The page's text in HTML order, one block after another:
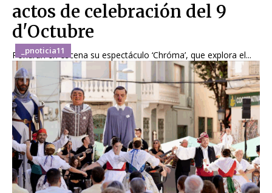
_pnoticia11
actos de celebración del 9
d'Octubre
Pondrán en escena su espectáculo ‘Chróma’, que explora el...